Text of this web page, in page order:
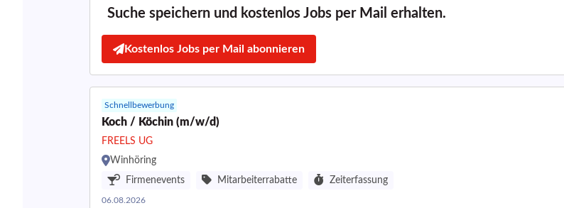
Suche speichern und kostenlos Jobs per Mail erhalten.
Kostenlos Jobs per Mail abonnieren
Schnellbewerbung
Koch / Köchin (m/w/d)
FREELS UG
Winhöring
Firmenevents
Mitarbeiterrabatte Zeiterfassung
06.08.2026